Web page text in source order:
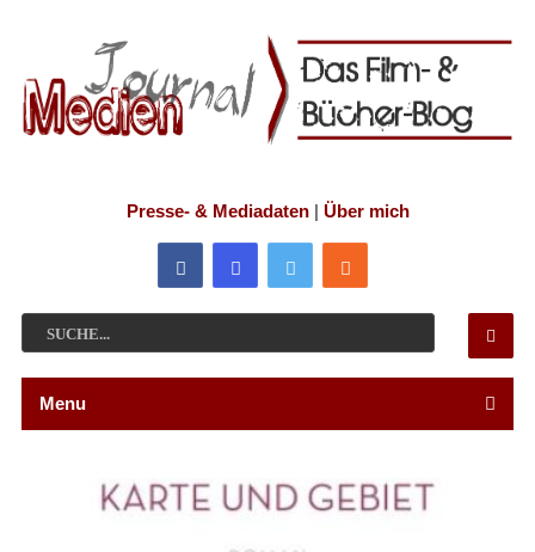
Presse- & Mediadaten| Über mich
Menu